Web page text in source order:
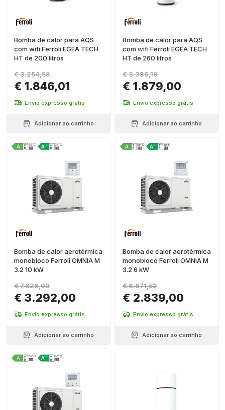
Bomba de calor para AQS
com wifi Ferroli EGEA TECH
HT de 200 litros
€ 1.846,01
€ 3.254,58
Envio expresso grátis
Adicionar ao carrinho
Bomba de calor para AQS
com wifi Ferroli EGEA TECH
HT de 260 litros
€ 1.879,00
€ 3.386,19
Envio expresso grátis
Adicionar ao carrinho
Bomba de calor aerotérmica
monobloco Ferroli OMNIA M
3.2 10 kW
€ 3.292,00
€ 7.626,00
Envio expresso grátis
Adicionar ao carrinho
Bomba de calor aerotérmica
monobloco Ferroli OMNIA M
3.2 6 kW
€ 2.839,00
€ 6.671,52
Envio expresso grátis
Adicionar ao carrinho